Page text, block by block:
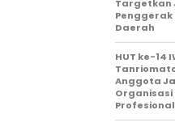
Targetkan
Penggerak
Daerah
HUT ke-14
Anggota
Organisasi